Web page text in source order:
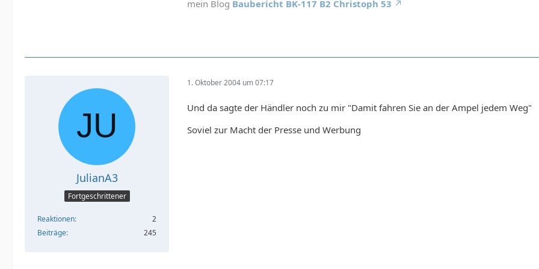
mein Blog Baubericht BK-117 B2 Christoph 53
JulianA3
Fortgeschrittener
Reaktionen
2
Beiträge
245
1. Oktober 2004 um 07:17
Und da sagte der Händler noch zu mir "Damit fahren Sie an der Ampel jedem Weg"
Soviel zur Macht der Presse und Werbung